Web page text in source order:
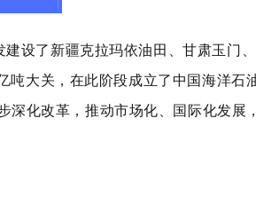
设了新疆克拉玛依油田、甘肃玉门
大关，在此阶段成立了中国海洋石
化改革，推动市场化、国际化发展